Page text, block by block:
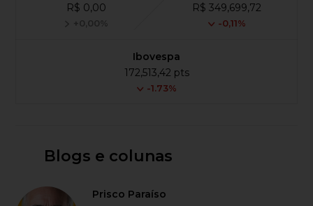
R$ 0,00
+0,00%
R$ 349,699,72
-0,11%
Ibovespa
172,513,42 pts
-1.73%
Blogs e colunas
Prisco Paraíso